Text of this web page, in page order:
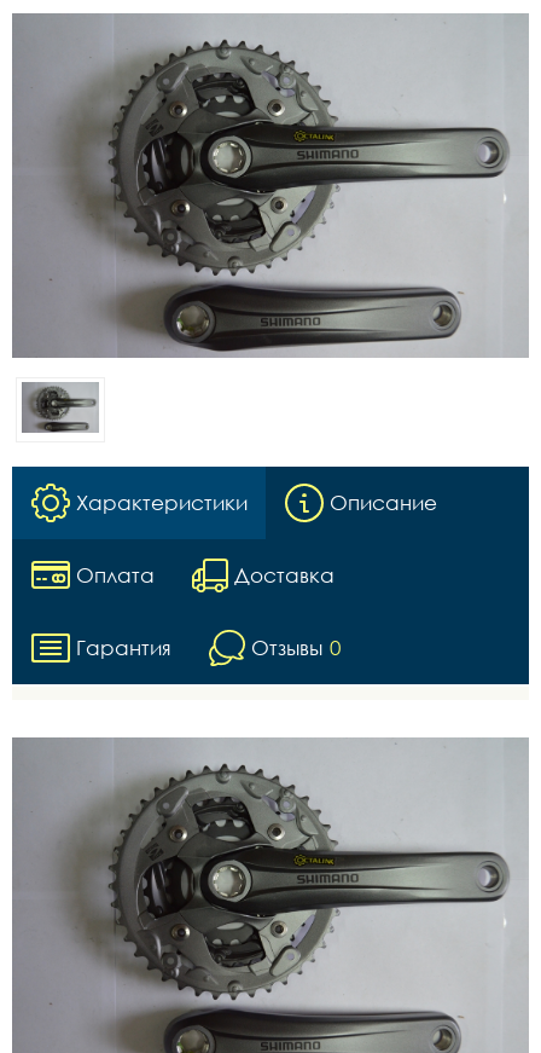
Характеристики Описание
Оплата Доставка
Гарантия Отзывы 0